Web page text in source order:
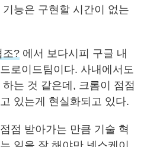
능은 구현할 시간이 없는
조? 에서 보다시피 구글 내
로이드팀이다. 사내에서도
는 것 같은데, 크롬이 점점
있는게 현실화되고 있다.
점 받아가는 만큼 기술 혁